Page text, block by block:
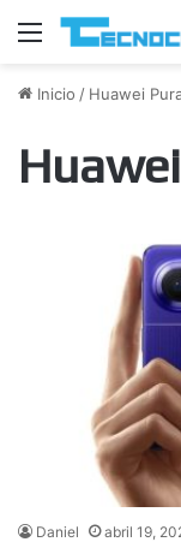
Menú
Inicio / Huawei
Daniel abril 19,